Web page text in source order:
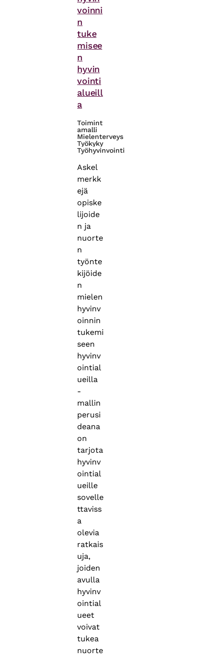
voinni
n
tuke
misee
n
hyvin
vointi
alueill
a
Toimint
amalli
Mielenterveys
Työkyky
Työhyvinvointi
Askel
merkk
ejä
opiske
lijoide
n ja
nuorte
n
työnte
kijöide
n
mielen
hyvinv
oinnin
tukemi
seen
hyvinv
ointial
ueilla
-
mallin
perusi
deana
on
tarjota
hyvinv
ointial
ueille
sovelle
ttaviss
a
olevia
ratkais
uja,
joiden
avulla
hyvinv
ointial
ueet
voivat
tukea
nuorte